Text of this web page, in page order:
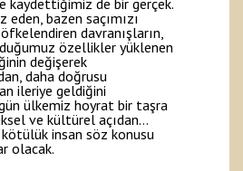
kaydettiğimiz de bir gerçek.
bazen saçımızı
davranışların,
özellikler yüklenen
değişerek
daha doğrusu
ileriye geldiğini
ülkemiz hoyrat bir taşra
ve kültürel açıdan…
insan söz konusu
olacak.